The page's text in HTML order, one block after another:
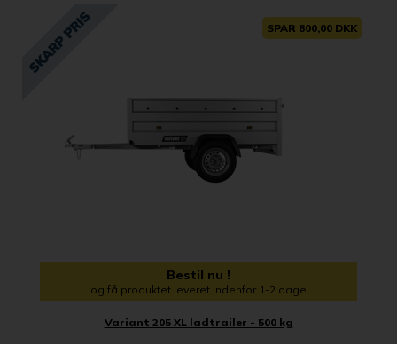
SPAR 800,00 DKK
Bestil nu !
og få produktet leveret indenfor 1-2 dage
Variant 205 XL ladtrailer - 500 kg